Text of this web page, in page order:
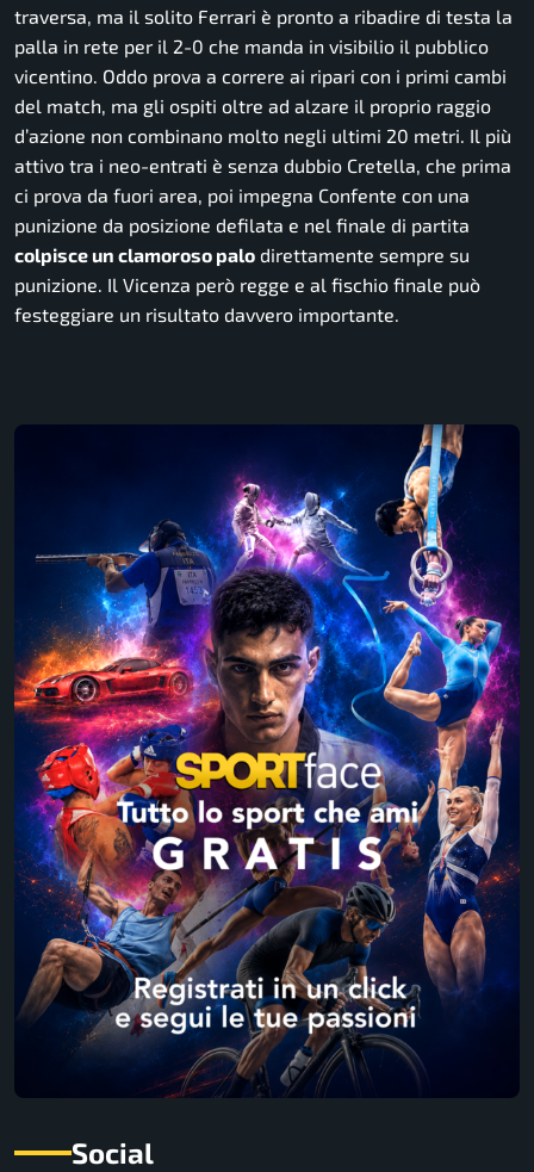
traversa, ma il solito Ferrari è pronto a ribadire di testa la
palla in rete per il 2-0 che manda in visibilio il pubblico
vicentino. Oddo prova a correre ai ripari con i primi cambi
del match, ma gli ospiti oltre ad alzare il proprio raggio
d’azione non combinano molto negli ultimi 20 metri. Il più
attivo tra i neo-entrati è senza dubbio Cretella, che prima
ci prova da fuori area, poi impegna Confente con una
punizione da posizione defilata e nel finale di partita
colpisce un clamoroso palo direttamente sempre su
punizione. Il Vicenza però regge e al fischio finale può
festeggiare un risultato davvero importante.
Social